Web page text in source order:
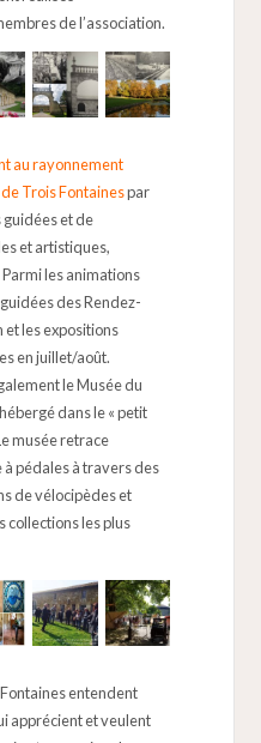
de l’association.
au rayonnement
Trois Fontainespar
guidées et de
et artistiques,
les animations
des Rendez-
et les expositions
en juillet/août.
le Musée du
dans le « petit
musée retrace
pédales à travers des
de vélocipèdes et
collections les plus
entendent
apprécient et veulent